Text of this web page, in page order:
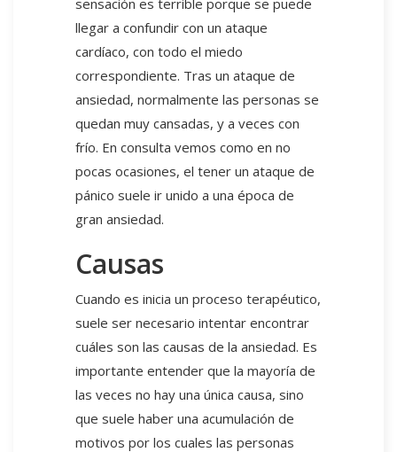
sensación es terrible porque se puede
llegar a confundir con un ataque
cardíaco, con todo el miedo
correspondiente. Tras un ataque de
ansiedad, normalmente las personas se
quedan muy cansadas, y a veces con
frío. En consulta vemos como en no
pocas ocasiones, el tener un ataque de
pánico suele ir unido a una época de
gran ansiedad.
Causas
Cuando es inicia un proceso terapéutico,
suele ser necesario intentar encontrar
cuáles son las causas de la ansiedad. Es
importante entender que la mayoría de
las veces no hay una única causa, sino
que suele haber una acumulación de
motivos por los cuales las personas